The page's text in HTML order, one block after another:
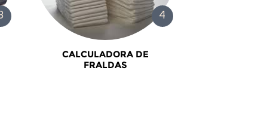
CALCULADORA DE
FRALDAS